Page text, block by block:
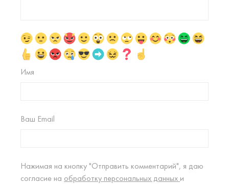
Имя
Ваш Email
Нажимая на кнопку "Отправить комментарий", я даю
согласие на обработку персональных данных и